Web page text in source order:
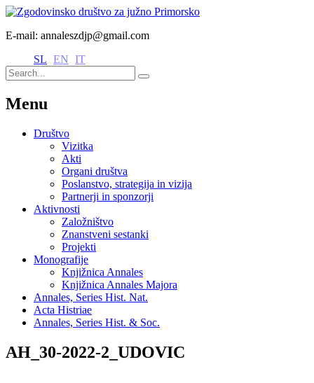
E-mail: annaleszdjp@gmail.com
SL EN IT
Menu
Društvo
Vizitka
Akti
Organi društva
Poslanstvo, strategija in vizija
Partnerji in sponzorji
Aktivnosti
Založništvo
Znanstveni sestanki
Projekti
Monografije
Knjižnica Annales
Knjižnica Annales Majora
Annales, Series Hist. Nat.
Acta Histriae
Annales, Series Hist. & Soc.
AH_30-2022-2_UDOVIC